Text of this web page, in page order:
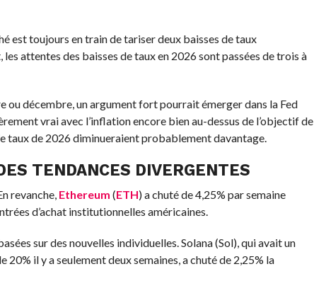
est toujours en train de tariser deux baisses de taux
attentes des baisses de taux en 2026 sont passées de trois à
ou décembre, un argument fort pourrait émerger dans la Fed
vrai avec l’inflation encore bien au-dessus de l’objectif de
taux de 2026 diminueraient probablement davantage.
TENDANCES DIVERGENTES
revanche, Ethereum (ETH) a chuté de 4,25% par semaine
d’achat institutionnelles américaines.
sur des nouvelles individuelles. Solana (Sol), qui avait un
il y a seulement deux semaines, a chuté de 2,25% la